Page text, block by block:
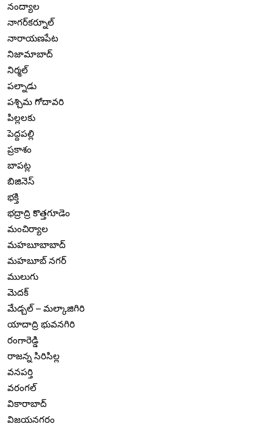
నంద్యాల
నాగర్‌కర్నూల్
నారాయణపేట
నిజామాబాద్
నిర్మల్
పల్నాడు
పశ్చిమ గోదావరి
పిల్లలకు
పెద్దపల్లి
ప్రకాశం
బాపట్ల
బిజినెస్
భక్తి
భద్రాద్రి కొత్తగూడెం
మంచిర్యాల
మహబూబాబాద్
మహబూబ్ నగర్
ములుగు
మెదక్
మేడ్చల్ – మల్కాజిగిరి
యాదాద్రి భువనగిరి
రంగారెడ్డి
రాజన్న సిరిసిల్ల
వనపర్తి
వరంగల్
వికారాబాద్
విజయనగరం